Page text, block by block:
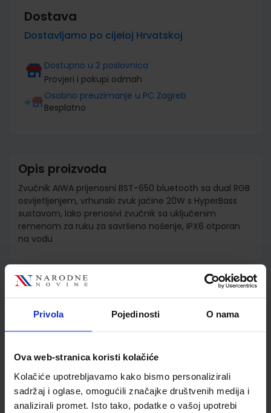
Privola Pojedinosti O nama
Ova web-stranica koristi kolačiće
Kolačiće upotrebljavamo kako bismo personalizirali
sadržaj i oglase, omogućili značajke društvenih medija i
analizirali promet. Isto tako, podatke o vašoj upotrebi
Dostava
Dostavljamo po cijeloj Hrvatskoj
Dostupno u 2 poslovnica
Provjeri i pokupi odmah
Osobno preuzimanje u PC Zagreb
Besplatno
Opis proizvoda
Zvučnik AIWA prijenosni BST-650 bluetooth sa dual RGB
osvijetljenjem, vrhunski zvuk jačine 20W s HyperBass
sustavom, lako prenosivi zvučnik sa uključenim
remenom za ruku za savršeno nošenje, IPX6 otporan
na vodu
Detalji proizvoda
Šifra proizvoda
588714
Jedinična mjera